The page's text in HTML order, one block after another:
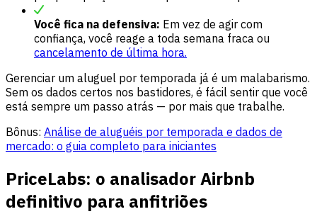
Você fica na defensiva: Em vez de agir com
confiança, você reage a toda semana fraca ou
cancelamento de última hora.
Gerenciar um aluguel por temporada já é um malabarismo.
Sem os dados certos nos bastidores, é fácil sentir que você
está sempre um passo atrás — por mais que trabalhe.
Bônus: Análise de aluguéis por temporada e dados de
mercado: o guia completo para iniciantes
PriceLabs: o analisador Airbnb
definitivo para anfitriões